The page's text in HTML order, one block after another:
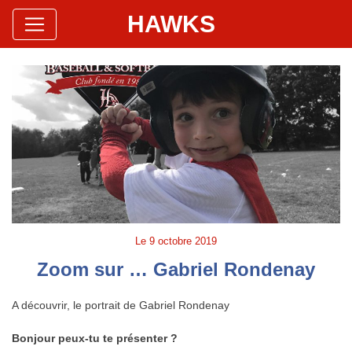
Hawks Baseball Softball
Site Officiel HAWKS
Le 9 octobre 2019
Zoom sur … Gabriel Rondenay
A découvrir, le portrait de Gabriel Rondenay
Bonjour peux-tu te présenter ?